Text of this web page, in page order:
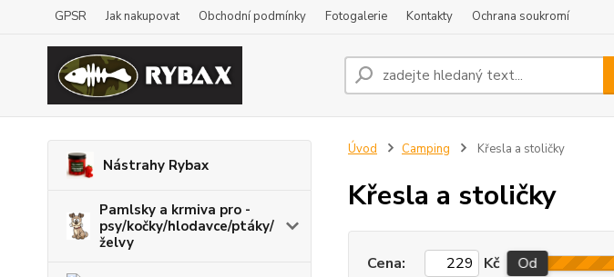
GPSR Jak nakupovat Obchodní podmínky Fotogalerie Kontakty Ochrana soukromí
Nástrahy Rybax
Pamlsky a krmiva pro -
psy/kočky/hlodavce/ptáky/
želvy
Úvod Camping Křesla a stoličky
Křesla a stoličky
Cena: Kč Od